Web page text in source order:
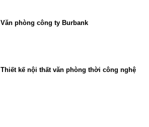
Văn phòng công ty Burbank
Thiết kế nội thất văn phòng thời công nghệ